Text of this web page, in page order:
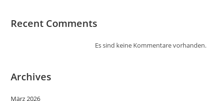
Recent Comments
Es sind keine Kommentare vorhanden.
Archives
März 2026